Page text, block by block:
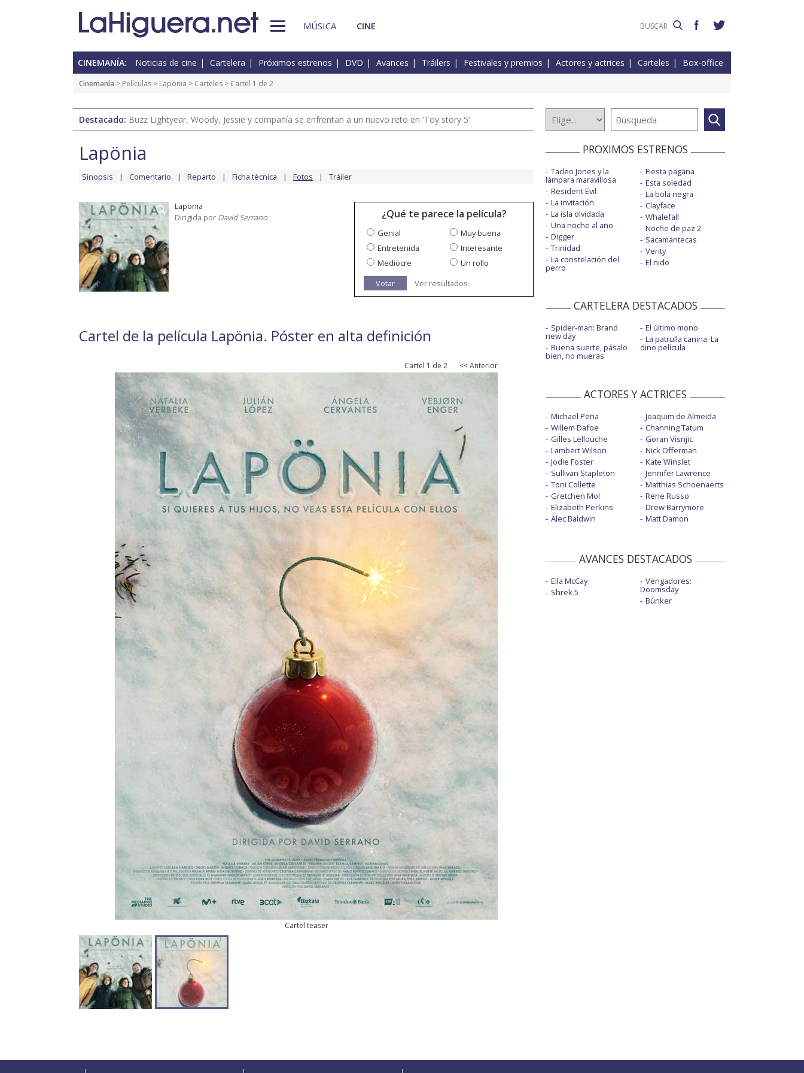
MÚSICA CINE
CINEMANÍA: Noticias de cine Cartelera Próximos estrenos DVD Avances Tráilers Festivales y premios Actores y actrices Carteles Box-office
Cinemanía > Películas > Lapönia > Carteles > Cartel 1 de 2
Destacado: Buzz Lightyear, Woody, Jessie y compañía se enfrentan a un nuevo reto en 'Toy story 5'
Lapönia
Sinopsis Comentario Reparto Ficha técnica Fotos Tráiler
Lapönia
Dirigida por David Serrano ¿Qué te parece la película?
Genial
Muy buena
Entretenida
Interesante
Mediocre
Un rollo
Votar
Ver resultados
Cartel de la película Lapönia. Póster en alta definición
Cartel 1 de 2 << Anterior
Cartel teaser
PROXIMOS ESTRENOS
Tadeo Jones y la
lámpara maravillosa
Resident Evil
La invitación
La isla olvidada
Una noche al año
Digger
Trinidad
La constelación del
perro
Fiesta pagäna
Esta soledad
La bola negra
Clayface
Whalefall
Noche de paz 2
Sacamantecas
Verity
El nido
CARTELERA DESTACADOS
Spider-man: Brand
new day
Buena suerte, pásalo
bien, no mueras
El último mono
La patrulla canina: La
dino película
ACTORES Y ACTRICES
Michael Peña
Willem Dafoe
Gilles Lellouche
Lambert Wilson
Jodie Foster
Sullivan Stapleton
Toni Collette
Gretchen Mol
Elizabeth Perkins
Alec Baldwin
Joaquim de Almeida
Channing Tatum
Goran Visnjic
Nick Offerman
Kate Winslet
Jennifer Lawrence
Matthias Schoenaerts
Rene Russo
Drew Barrymore
Matt Damon
AVANCES DESTACADOS
Ella McCay
Shrek 5
Vengadores:
Doomsday
Búnker